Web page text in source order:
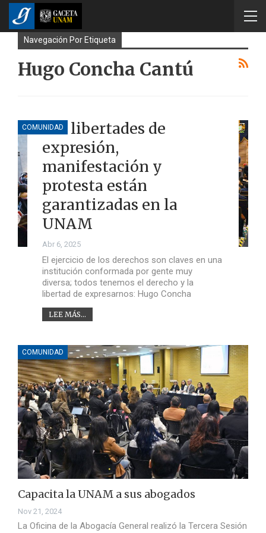
Navegación Por Etiqueta
Hugo Concha Cantú
COMUNIDADLas libertades de
expresión,
manifestación y
protesta están
garantizadas en la
UNAM
Abr 6, 2025
El ejercicio de los derechos son claves en una
institución conformada por gente muy
diversa; todos tenemos el derecho y la
libertad de expresarnos: Hugo Concha
LEE MÁS...
COMUNIDAD
Capacita la UNAM a sus abogados
Nov 21, 2024
La Oficina de la Abogacía General realizó la Tercera Sesión